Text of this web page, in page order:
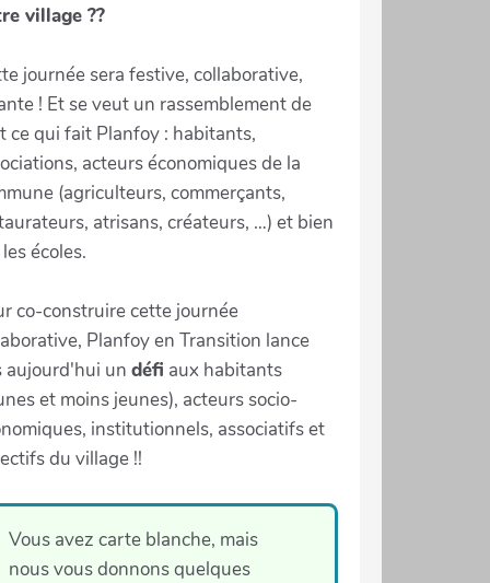
village ??
journée sera festive, collaborative,
! Et se veut un rassemblement de
ce qui fait Planfoy : habitants,
acteurs économiques de la
(agriculteurs, commerçants,
atrisans, créateurs, …) et bien
écoles.
co-construire cette journée
Planfoy en Transition lance
aujourd'hui un défi aux habitants
et moins jeunes), acteurs socio-
institutionnels, associatifs et
du village !!
Vous avez carte blanche, mais
nous vous donnons quelques